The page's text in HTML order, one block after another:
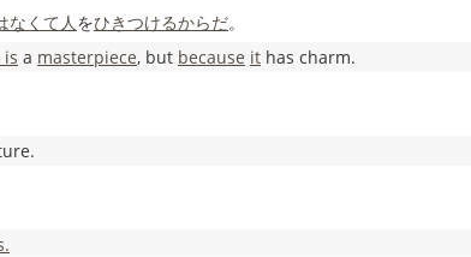
なくて 人 をひきつけるからだ。
is a masterpiece, but because it has charm.